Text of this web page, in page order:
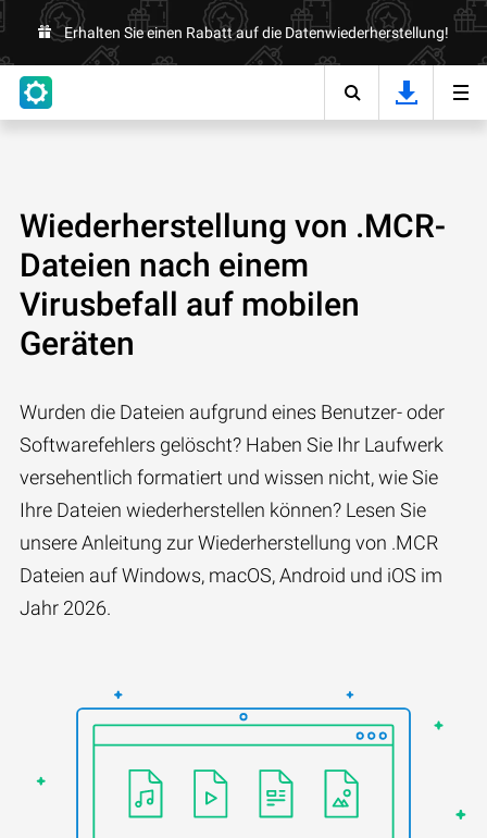
Erhalten Sie einen Rabatt auf die Datenwiederherstellung!
Wiederherstellung von .MCR-
Dateien nach einem
Virusbefall auf mobilen
Geräten
Wurden die Dateien aufgrund eines Benutzer- oder
Softwarefehlers gelöscht? Haben Sie Ihr Laufwerk
versehentlich formatiert und wissen nicht, wie Sie
Ihre Dateien wiederherstellen können? Lesen Sie
unsere Anleitung zur Wiederherstellung von .MCR
Dateien auf Windows, macOS, Android und iOS im
Jahr 2026.